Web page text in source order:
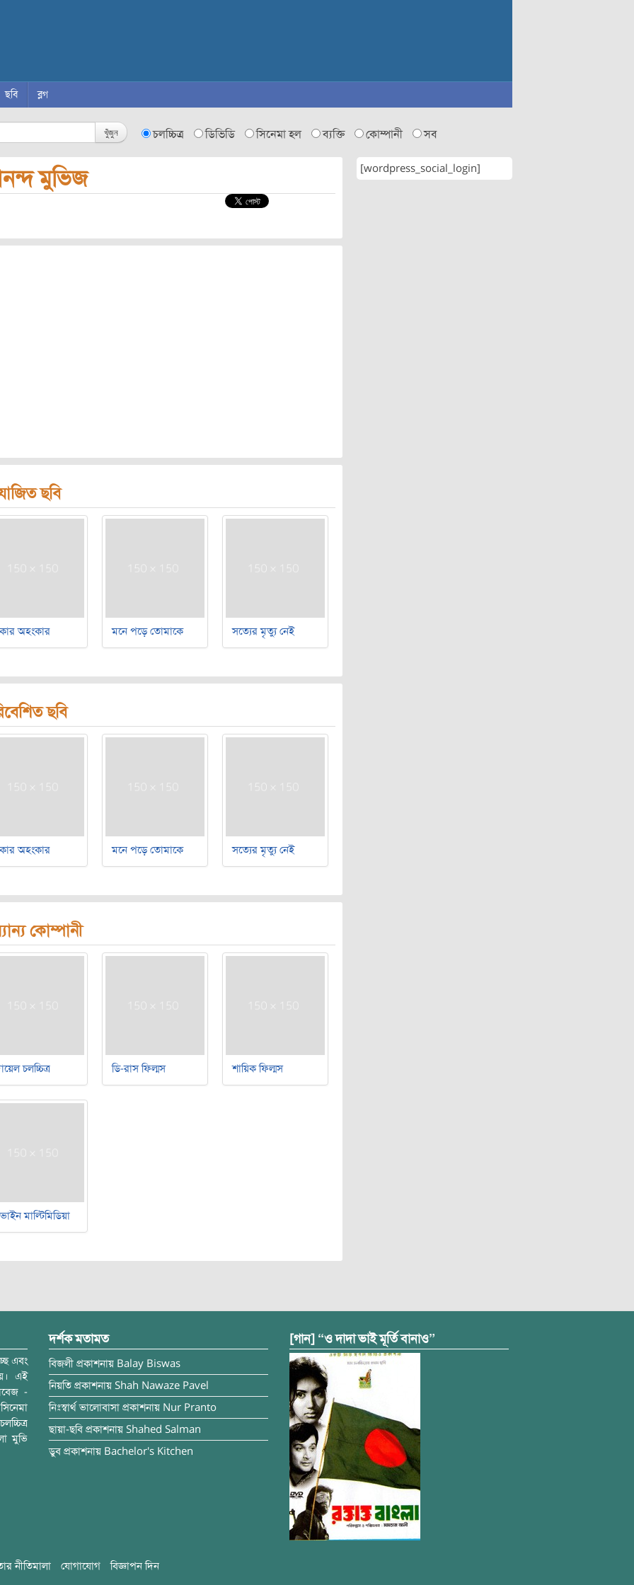
ছবি ব্লগ
খুঁজুন চলচ্চিত্র ডিভিডি সিনেমা হল ব্যক্তি কোম্পানী সব
মুভিজ
ছবি
অহংকার মনে পড়ে তোমাকে সত্যের মৃত্যু নেই
ছবি
অহংকার মনে পড়ে তোমাকে সত্যের মৃত্যু নেই
কোম্পানী
চলচ্চিত্র ডি-রাস ফিল্মস শায়িক ফিল্মস
মাল্টিমিডিয়া
[wordpress_social_login]
এবং
এই
-
মুভি
দর্শক মতামত
বিজলী প্রকাশনায় Balay Biswas
নিয়তি প্রকাশনায় Shah Nawaze Pavel
নিঃস্বার্থ ভালোবাসা প্রকাশনায় Nur Pranto
ছায়া-ছবি প্রকাশনায় Shahed Salman
ডুব প্রকাশনায় Bachelor's Kitchen
[গান] “ও দাদা ভাই মূর্তি বানাও”
নীতিমালা যোগাযোগ বিজ্ঞাপন দিন